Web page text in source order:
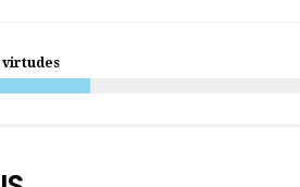
virtudes